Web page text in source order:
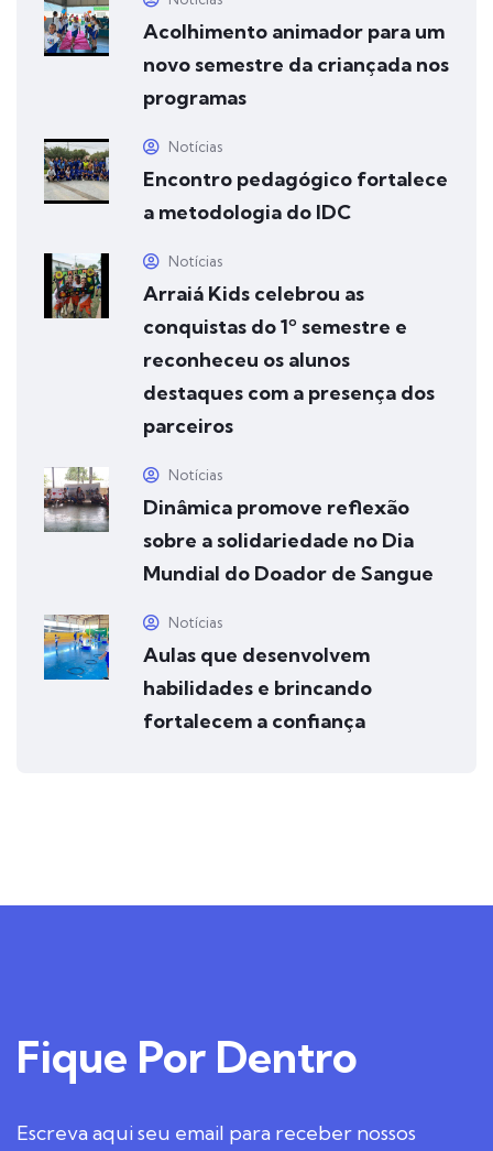
Acolhimento animador para um
novo semestre da criançada nos
programas
Notícias
Encontro pedagógico fortalece
a metodologia do IDC
Notícias
Arraiá Kids celebrou as
conquistas do 1º semestre e
reconheceu os alunos
destaques com a presença dos
parceiros
Notícias
Dinâmica promove reflexão
sobre a solidariedade no Dia
Mundial do Doador de Sangue
Notícias
Aulas que desenvolvem
habilidades e brincando
fortalecem a confiança
Fique Por Dentro
Escreva aqui seu email para receber nossos